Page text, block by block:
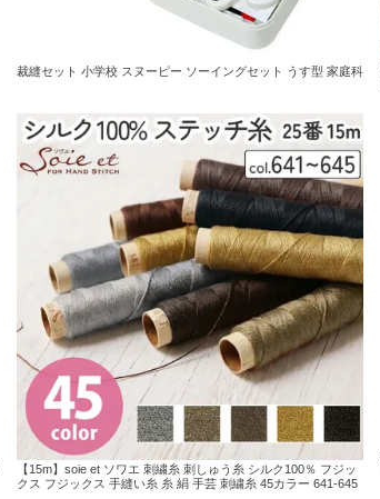
裁縫セット 小学校 スヌーピー ソーイングセット うす型 家庭科
【15m】soie et ソワエ 刺繍糸 刺しゅう糸 シルク100％ フジッ
クス フジックス 手縫い糸 糸 絹 手芸 刺繍糸 45カラー 641-645